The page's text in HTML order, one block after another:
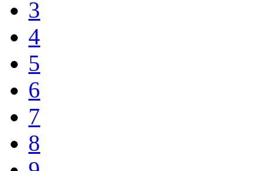
3
4
5
6
7
8